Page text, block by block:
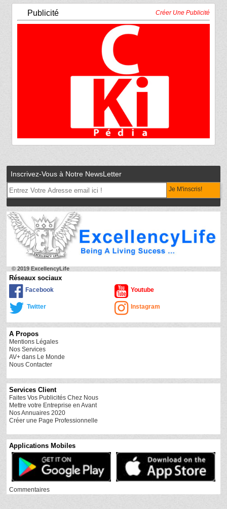
Publicité Créer Une Publicité
Inscrivez-Vous à Notre NewsLetter
Je M'inscris!
© 2019 ExcellencyLife
Réseaux sociaux
Facebook Youtube
Twitter Instagram
A Propos
Mentions Légales
Nos Services
AV+ dans Le Monde
Nous Contacter
Services Client
Faites Vos Publicités Chez Nous
Mettre votre Entreprise en Avant
Nos Annuaires 2020
Créer une Page Professionnelle
Applications Mobiles
Commentaires